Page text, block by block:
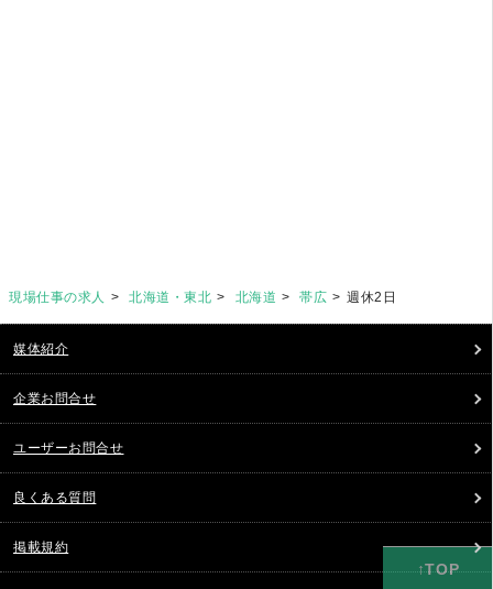
現場仕事の求人 北海道・東北 北海道 帯広 週休2日
媒体紹介
企業お問合せ
ユーザーお問合せ
良くある質問
掲載規約